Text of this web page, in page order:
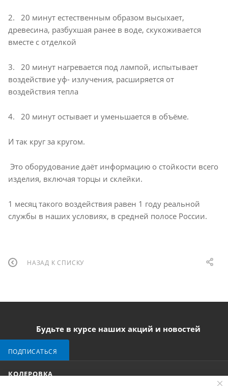
2. 20 минут естественным образом высыхает,
древесина, разбухшая ранее в воде, скукоживается
вместе с отделкой
3. 20 минут нагревается под лампой, испытывает
воздействие уф- излучения, расширяется от
воздействия тепла
4. 20 минут остывает и уменьшается в объёме.
И так круг за кругом.
Это оборудование даёт информацию о стойкости всего
изделия, включая торцы и склейки.
1 месяц такого воздействия равен 1 году реальной
службы в наших условиях, в средней полосе России.
НАЗАД К СПИСКУ
Будьте в курсе наших акций и новостей
ПОДПИСАТЬСЯ
КОЛЕРОВКА